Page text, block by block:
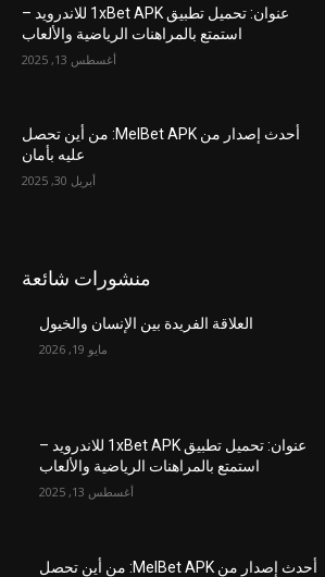
عنوان: تحميل تطبيق 1xBet APK للاندرويد –
استمتع بالمراهنات الرياضية والألعاب
أغسطس 13, 2025
أحدث إصدار من MelBet APK: من أين تحصل
عليه بأمان
أبريل 30, 2025
منشورات شائعة
العلاقة الفريدة بين الإنسان والخيول
مايو 19, 2026
عنوان: تحميل تطبيق 1xBet APK للاندرويد –
استمتع بالمراهنات الرياضية والألعاب
أغسطس 13, 2025
أحدث إصدار من MelBet APK: من أين تحصل